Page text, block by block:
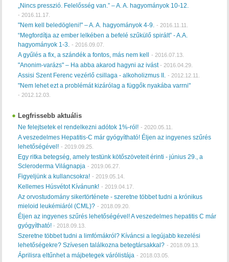
„Nincs presszió. Felelősség van.” – A. A. hagyományok 10-12.
- 2016.11.17.
"Nem kell beledögleni!" – A. A. hagyományok 4-9. - 2016.11.11.
“Megfordítja az ember lelkében a befelé szűkülő spirált” - A.A.
hagyományok 1-3.
- 2016.09.07.
A gyűlés a fix, a szándék a fontos, más nem kell - 2016.07.13.
"Anonim-varázs" – Ha abba akarod hagyni az ivást- 2016.04.29.
Assisi Szent Ferenc vezérlő csillaga - alkoholizmus II. - 2012.12.11.
"Nem lehet ezt a problémát kizárólag a függők nyakába varrni"
- 2012.12.03.
Legfrissebb aktuális
Ne felejtsetek el rendelkezni adótok 1%-ról! - 2020.05.11.
A veszedelmes Hepatitis-C már gyógyítható! Éljen az ingyenes szűrés
lehetőségével! - 2019.09.25.
Egy ritka betegség, amely testünk kötőszöveteit érinti - június 29., a
Scleroderma Világnapja - 2019.06.27.
Figyeljünk a kullancsokra! - 2019.05.14.
Kellemes Húsvétot Kívánunk! - 2019.04.17.
Az orvostudomány sikertörténete - szeretne többet tudni a krónikus
mieloid leukémiáról (CML)? - 2018.09.20.
Éljen az ingyenes szűrés lehetőségével! A veszedelmes hepatitis C már
gyógyítható!- 2018.09.13.
Szeretne többet tudni a limfómákról? Kíváncsi a legújabb kezelési
lehetőségekre? Szívesen találkozna betegtársakkal? - 2018.09.13.
Áprilisra eltűnhet a májbetegek várólistája - 2018.03.05.